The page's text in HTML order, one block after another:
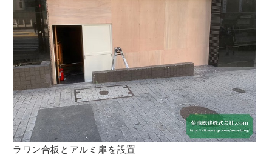
ラワン合板とアルミ扉を設置